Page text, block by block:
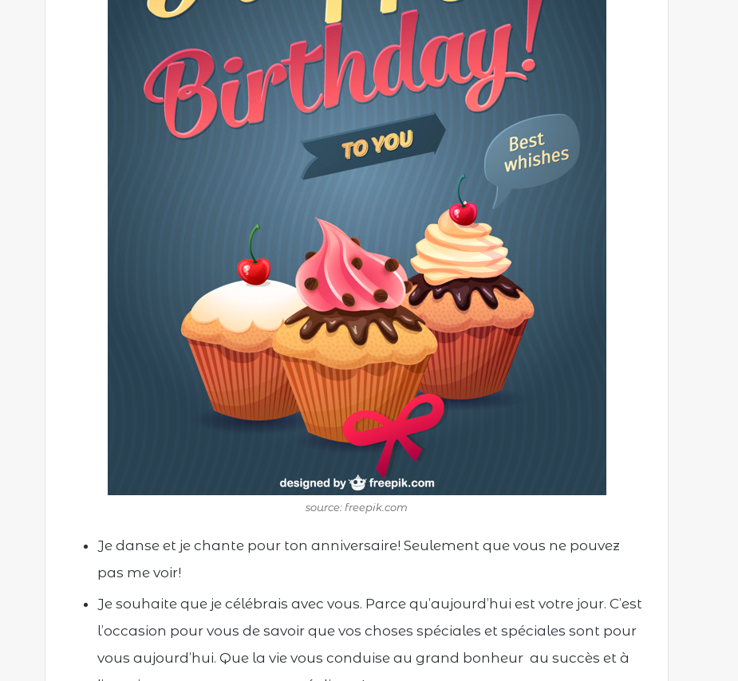
source: freepik.com
Je danse et je chante pour ton anniversaire! Seulement que vous ne pouvez
pas me voir!
Je souhaite que je célébrais avec vous. Parce qu’aujourd’hui est votre jour. C’est
l’occasion pour vous de savoir que vos choses spéciales et spéciales sont pour
vous aujourd’hui. Que la vie vous conduise au grand bonheur au succès et à